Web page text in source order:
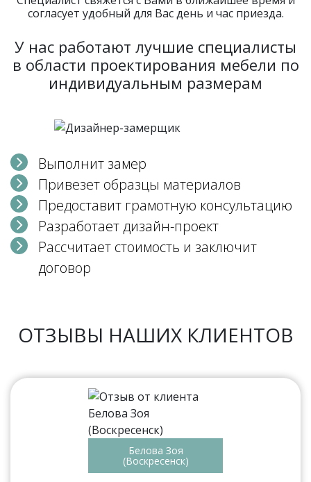
согласует удобный для Вас день и час приезда.
У нас работают лучшие специалисты
в области проектирования мебели по
индивидуальным размерам
Выполнит замер
Привезет образцы материалов
Предоставит грамотную консультацию
Разработает дизайн-проект
Рассчитает стоимость и заключит
договор
ОТЗЫВЫ НАШИХ КЛИЕНТОВ
Белова Зоя
(Воскресенск)